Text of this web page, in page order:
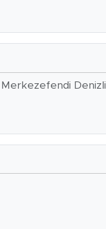
Merkezefendi Denizli